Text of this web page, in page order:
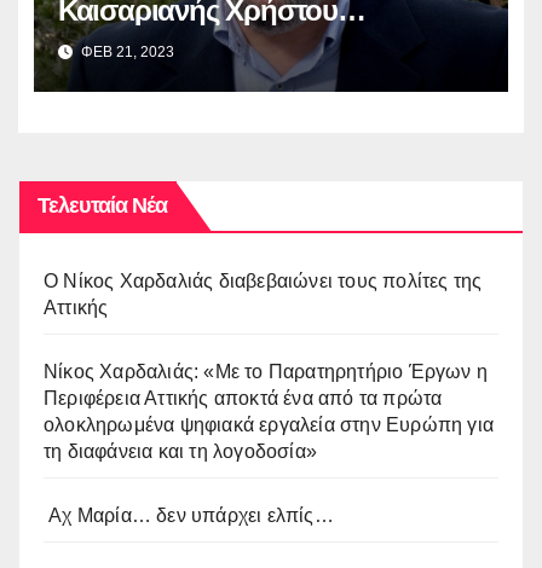
Καισαριανής Χρήστου
Βοσκόπουλου στην έκθεση
“ΜΙΚΡΑ ΑΣΙΑ: Λάμψη –
Καταστροφή – Ξεριζωμός –
ΦΕΒ 21, 2023
Τελευταία Νέα
O Νίκος Χαρδαλιάς διαβεβαιώνει τους πολίτες της
Αττικής
Νίκος Χαρδαλιάς: «Με το Παρατηρητήριο Έργων η
Περιφέρεια Αττικής αποκτά ένα από τα πρώτα
ολοκληρωμένα ψηφιακά εργαλεία στην Ευρώπη για
τη διαφάνεια και τη λογοδοσία»
Αχ Μαρία… δεν υπάρχει ελπίς…